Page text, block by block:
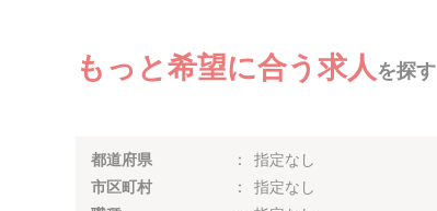
もっと希望に合う求人を探す
都道府県
指定なし
市区町村
指定なし